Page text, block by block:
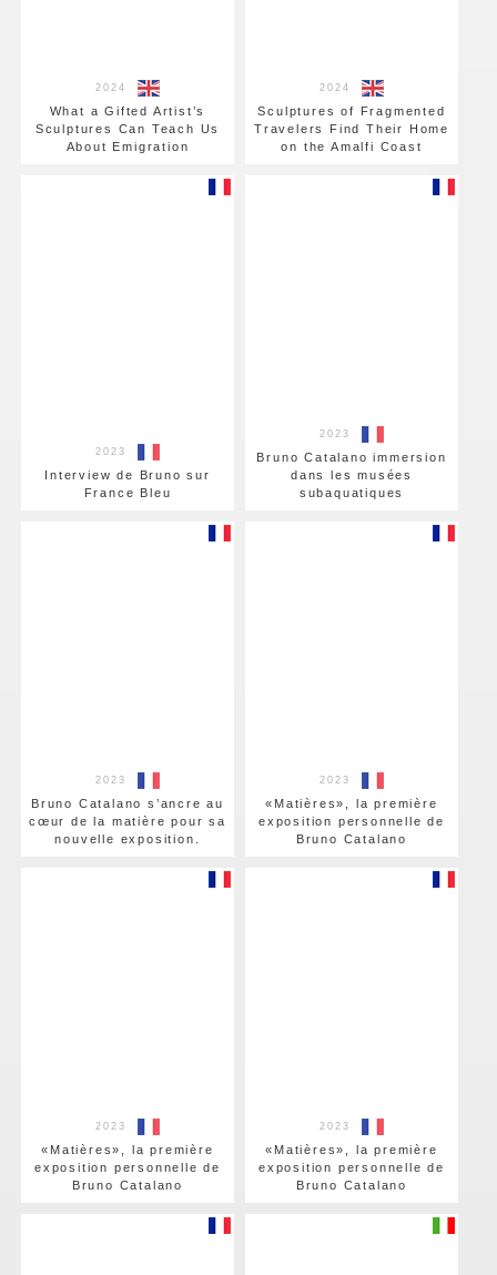
2024
What a Gifted Artist’s
Sculptures Can Teach Us
About Emigration
2024
Sculptures of Fragmented
Travelers Find Their Home
on the Amalfi Coast
2023
Interview de Bruno sur
France Bleu
2023
Bruno Catalano immersion
dans les musées
subaquatiques
2023
Bruno Catalano s’ancre au
cœur de la matière pour sa
nouvelle exposition.
2023
«Matières», la première
exposition personnelle de
Bruno Catalano
2023
«Matières», la première
exposition personnelle de
Bruno Catalano
2023
«Matières», la première
exposition personnelle de
Bruno Catalano